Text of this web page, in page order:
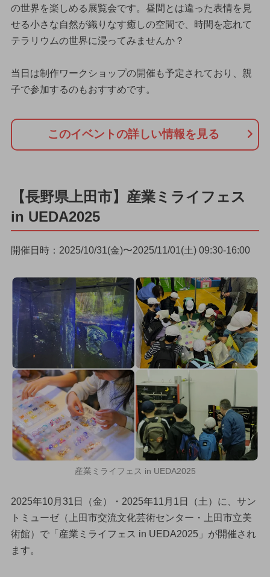
の世界を楽しめる展覧会です。昼間とは違った表情を見
せる小さな自然が織りなす癒しの空間で、時間を忘れて
テラリウムの世界に浸ってみませんか？
当日は制作ワークショップの開催も予定されており、親
子で参加するのもおすすめです。
このイベントの詳しい情報を見る
【長野県上田市】産業ミライフェス
in UEDA2025
開催日時：2025/10/31(金)〜2025/11/01(土) 09:30-16:00
産業ミライフェス in UEDA2025
2025年10月31日（金）・2025年11月1日（土）に、サン
トミューゼ（上田市交流文化芸術センター・上田市立美
術館）で「産業ミライフェス in UEDA2025」が開催され
ます。